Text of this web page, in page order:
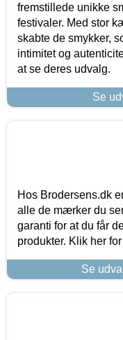
fremstillede unikke
festivaler. Med stor
skabte de smykker,
intimitet og
at se deres udvalg.
Se
Hos Brodersens.dk
alle de mærker du
garanti for at du får
produkter. Klik her
Se